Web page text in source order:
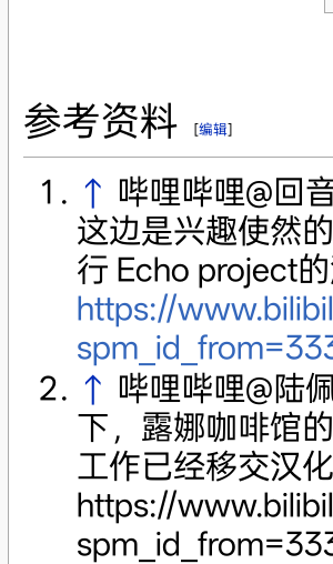
参考资料 [编辑]
↑ 哔哩哔哩@回
这边是兴趣使然
行 Echo project
https://
↑ 哔哩哔哩@陆
下，露娜咖啡馆
工作已经移交汉
https://